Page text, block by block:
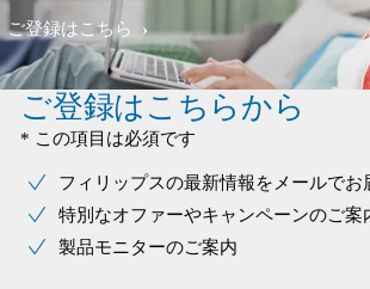
ご登録はこちら
ご登録はこちらから
* この項目は必須です
フィリップスの最新情報をメールでお
特別なオファーやキャンペーンのご案
製品モニターのご案内